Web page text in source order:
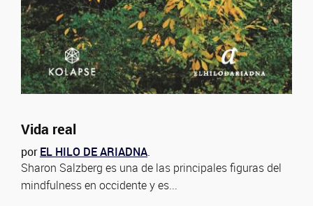
Vida real
porEL HILO DE ARIADNA.
Sharon Salzberg es una de las principales figuras del
mindfulness en occidente y es...